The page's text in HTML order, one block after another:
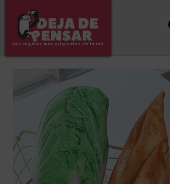
Los regalos más originales de la red